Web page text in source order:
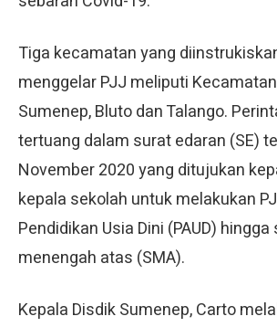
Tiga kecamatan yang
menggelar PJJ meliputi
Sumenep, Bluto dan Talango.
tertuang dalam surat edaran (SE)
November 2020 yang ditujukan
kepala sekolah untuk melakukan
Pendidikan Usia Dini (PAUD)
menengah atas (SMA).
Kepala Disdik Sumenep, Carto